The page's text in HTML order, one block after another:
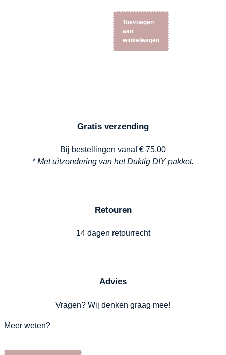
Toevoegen
aan
winkelwagen
Gratis verzending
Bij bestellingen vanaf € 75,00
* Met uitzondering van het Duktig DIY pakket.
Retouren
14 dagen retourrecht
Advies
Vragen? Wij denken graag mee!
Meer weten?